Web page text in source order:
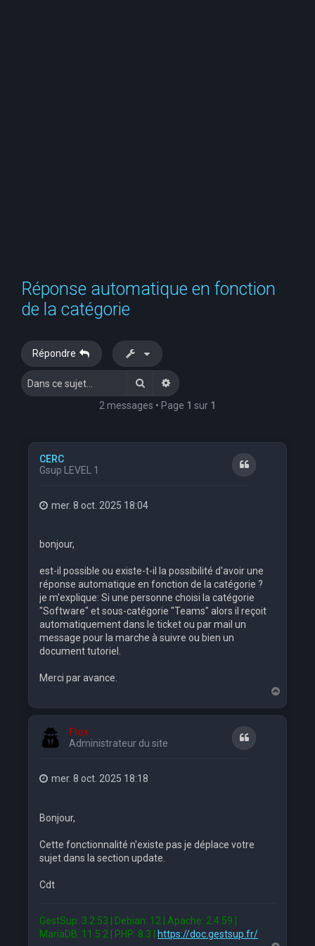
Réponse automatique en fonction
de la catégorie
Répondre
RechercherRecherche avancée
2 messages • Page 1 sur 1
CERC
Gsup LEVEL 1
Citation
mer. 8 oct. 2025 18:04
bonjour,
est-il possible ou existe-t-il la possibilité d'avoir une
réponse automatique en fonction de la catégorie ?
je m'explique: Si une personne choisi la catégorie
"Software" et sous-catégorie "Teams" alors il reçoit
automatiquement dans le ticket ou par mail un
message pour la marche à suivre ou bien un
document tutoriel.
Merci par avance.
a
u
Flox
Administrateur du site
Citation
mer. 8 oct. 2025 18:18
Bonjour,
Cette fonctionnalité n'existe pas je déplace votre
sujet dans la section update.
Cdt
GestSup: 3.2.53 | Debian: 12 | Apache: 2.4.59 |
MariaDB: 11.5.2 | PHP: 8.3 |
https://doc.gestsup.fr/